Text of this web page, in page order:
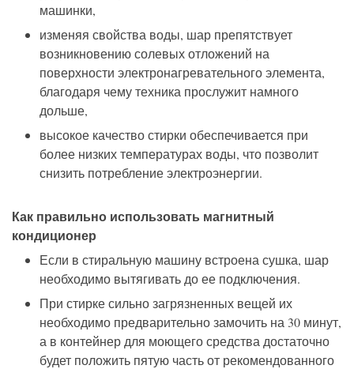
машинки,
изменяя свойства воды, шар препятствует
возникновению солевых отложений на
поверхности электронагревательного элемента,
благодаря чему техника прослужит намного
дольше,
высокое качество стирки обеспечивается при
более низких температурах воды, что позволит
снизить потребление электроэнергии.
Как правильно использовать магнитный
кондиционер
Если в стиральную машину встроена сушка, шар
необходимо вытягивать до ее подключения.
При стирке сильно загрязненных вещей их
необходимо предварительно замочить на 30 минут,
а в контейнер для моющего средства достаточно
будет положить пятую часть от рекомендованного